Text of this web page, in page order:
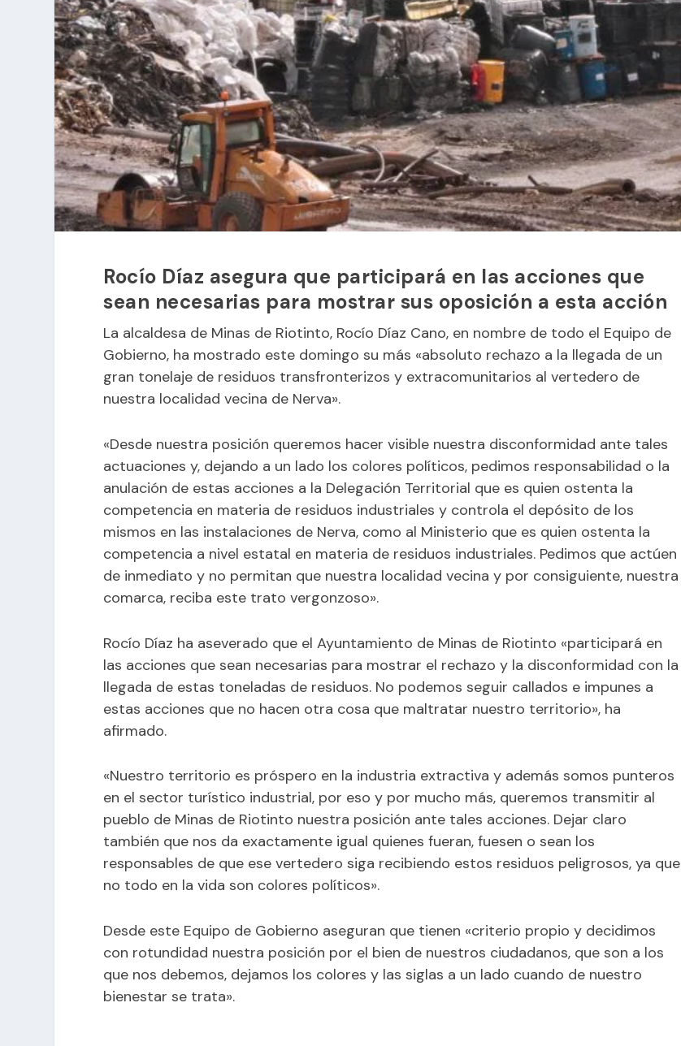
Rocío Díaz asegura que participará en las acciones que
sean necesarias para mostrar sus oposición a esta acción
La alcaldesa de Minas de Riotinto, Rocío Díaz Cano, en nombre de todo el Equipo de
Gobierno, ha mostrado este domingo su más «absoluto rechazo a la llegada de un
gran tonelaje de residuos transfronterizos y extracomunitarios al vertedero de
nuestra localidad vecina de Nerva».
«Desde nuestra posición queremos hacer visible nuestra disconformidad ante tales
actuaciones y, dejando a un lado los colores políticos, pedimos responsabilidad o la
anulación de estas acciones a la Delegación Territorial que es quien ostenta la
competencia en materia de residuos industriales y controla el depósito de los
mismos en las instalaciones de Nerva, como al Ministerio que es quien ostenta la
competencia a nivel estatal en materia de residuos industriales. Pedimos que actúen
de inmediato y no permitan que nuestra localidad vecina y por consiguiente, nuestra
comarca, reciba este trato vergonzoso».
Rocío Díaz ha aseverado que el Ayuntamiento de Minas de Riotinto «participará en
las acciones que sean necesarias para mostrar el rechazo y la disconformidad con la
llegada de estas toneladas de residuos. No podemos seguir callados e impunes a
estas acciones que no hacen otra cosa que maltratar nuestro territorio», ha
afirmado.
«Nuestro territorio es próspero en la industria extractiva y además somos punteros
en el sector turístico industrial, por eso y por mucho más, queremos transmitir al
pueblo de Minas de Riotinto nuestra posición ante tales acciones. Dejar claro
también que nos da exactamente igual quienes fueran, fuesen o sean los
responsables de que ese vertedero siga recibiendo estos residuos peligrosos, ya que
no todo en la vida son colores políticos».
Desde este Equipo de Gobierno aseguran que tienen «criterio propio y decidimos
con rotundidad nuestra posición por el bien de nuestros ciudadanos, que son a los
que nos debemos, dejamos los colores y las siglas a un lado cuando de nuestro
bienestar se trata».